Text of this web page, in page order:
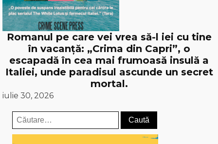
Romanul pe care vei vrea să-l iei cu tine
în vacanță: „Crima din Capri”, o
escapadă în cea mai frumoasă insulă a
Italiei, unde paradisul ascunde un secret
mortal.
iulie 30, 2026
Caută
după: